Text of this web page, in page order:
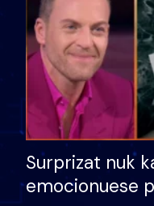
Surprizat nuk
emocionuese